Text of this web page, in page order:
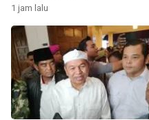
1 jam lalu